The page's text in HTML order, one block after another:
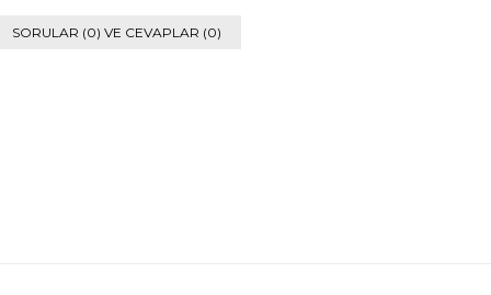
SORULAR (0) VE CEVAPLAR (0)